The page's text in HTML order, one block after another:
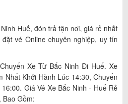
Huế, đón trả tận nơi, giá rẻ nhất
vé Online chuyên nghiệp, uy tín
Xe Từ Bắc Ninh Đi Huế. Xe
Nhất Khởi Hành Lúc 14:30, Chuyến
Giá Vé Xe Bắc Ninh - Huế Rẻ
Gồm: